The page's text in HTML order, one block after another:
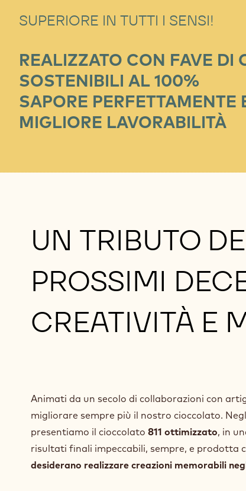
SUPERIORE IN TUTTI I SENSI!
REALIZZATO CON FAVE DI
SOSTENIBILI AL 100%
SAPORE PERFETTAMENTE
MIGLIORE LAVORABILITÀ
UN TRIBUTO
PROSSIMI
CREATIVITÀ E
Animati da un secolo di collaborazioni con
migliorare sempre più il nostro cioccolato.
presentiamo il cioccolato 811 ottimizzato, in
risultati finali impeccabili, sempre, e prodotta
desiderano realizzare creazioni memorabili